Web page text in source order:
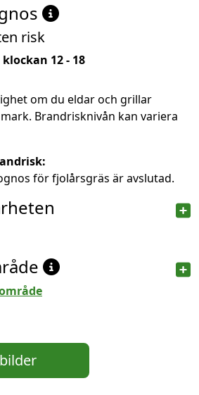
risk
12 - 18
om du eldar och grillar
Brandrisknivån kan variera
för fjolårsgräs är avslutad.